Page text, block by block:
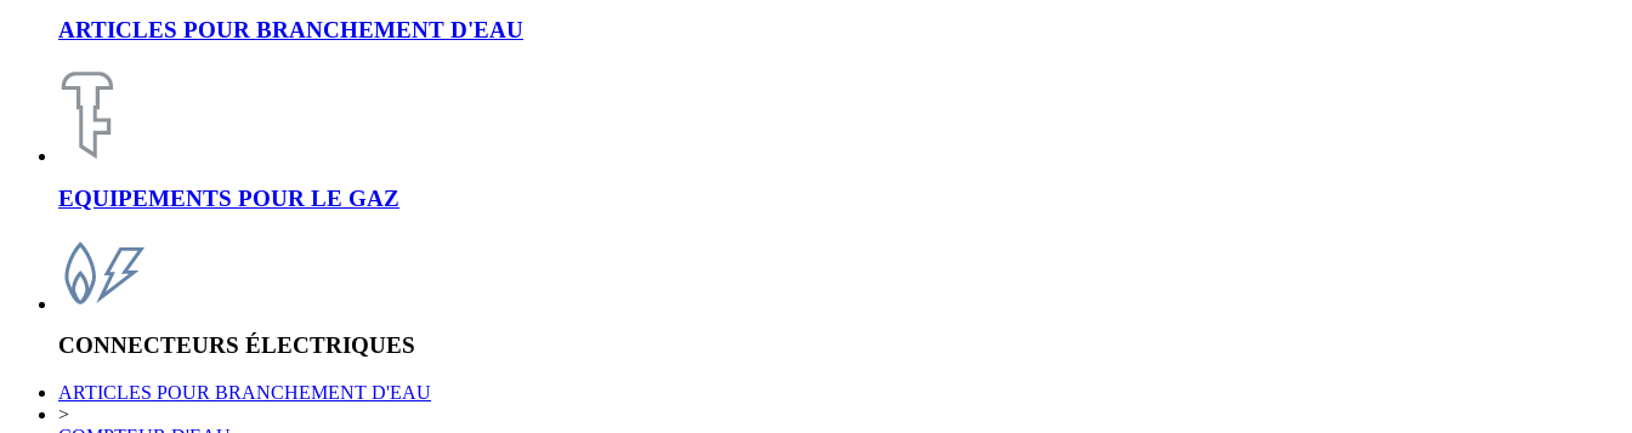
ARTICLES POUR BRANCHEMENT D'EAU
EQUIPEMENTS POUR LE GAZ
CONNECTEURS ÉLECTRIQUES
ARTICLES POUR BRANCHEMENT D'EAU
>